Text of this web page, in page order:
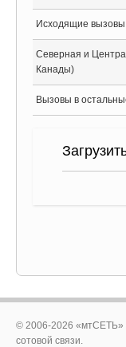
Исходящие
Северная и
Канады)
Вызовы в
© 2006-2026 «мтСЕТЬ»
сотовой связи.